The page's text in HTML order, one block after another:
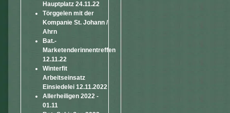
Hauptplatz 24.11.22
Törggelen mit der
Kompanie St. Johann /
Ahrn
Bat.-
Marketenderinnentreffen
12.11.22
Winterfit
Arbeitseinsatz
Einsiedelei 12.11.2022
Allerheiligen 2022 -
01.11